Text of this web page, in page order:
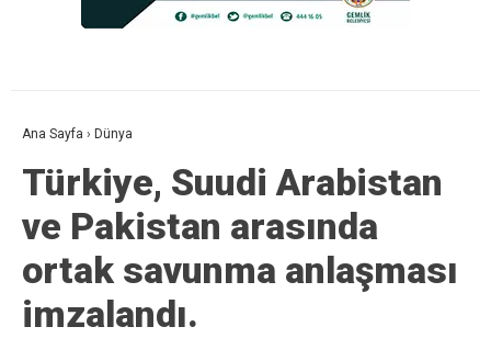
Ana Sayfa › Dünya
Türkiye, Suudi Arabistan
ve Pakistan arasında
ortak savunma anlaşması
imzalandı.